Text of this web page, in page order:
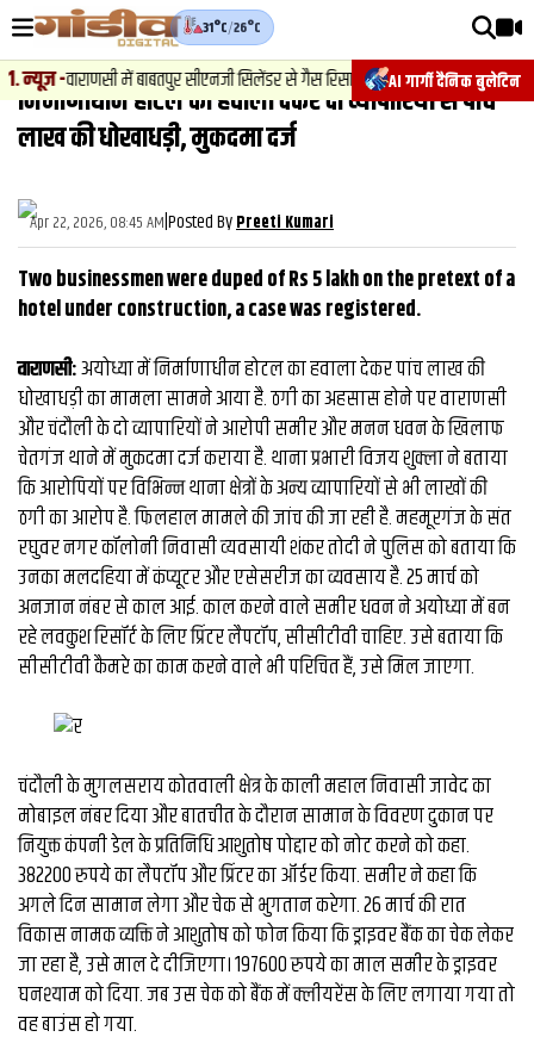
AI गार्गी दैनिक बुलेटिन
31°C/26°C
-वाराणसी में बाबतपुर सीएनजी सिलेंडर से गैस रिसाव, चालक की सूझबूझ से टला बड़ा
वीडियोज़
वाराणसी न्यूज़
राजनीति
फिल्मी
साहित्य
संस्कृति
ख़ान पान और जीवनशैली
अंतरराष्ट्रीय
फैक्ट चेक
व्यापार
मौसम
देश
निर्माणाधीन होटल का हवाला देकर दो व्‍यापारियों से पांच
लाख की धोखाधड़ी, मुकदमा दर्ज
Apr 22, 2026, 08:45 AM|Posted ByPreeti Kumari
Two businessmen were duped of Rs 5 lakh on the pretext of a
hotel under construction, a case was registered.
वाराणसी:अयोध्या में निर्माणाधीन होटल का हवाला देकर पांच लाख की
धोखाधड़ी का मामला सामने आया है. ठगी का अहसास होने पर वाराणसी
और चंदौली के दो व्यापारियों ने आरोपी समीर और मनन धवन के खिलाफ
चेतगंज थाने में मुकदमा दर्ज कराया है. थाना प्रभारी विजय शुक्ला ने बताया
कि आरोपियों पर विभिन्न थाना क्षेत्रों के अन्य व्यापारियों से भी लाखों की
ठगी का आरोप है. फिलहाल मामले की जांच की जा रही है. महमूरगंज के संत
रघुवर नगर कॉलोनी निवासी व्‍यवसायी शंकर तोदी ने पुलिस को बताया कि
उनका मलदहिया में कंप्यूटर और एसेसरीज का व्यवसाय है. 25 मार्च को
अनजान नंबर से काल आई. काल करने वाले समीर धवन ने अयोध्या में बन
रहे लवकुश रिसॉर्ट के लिए प्रिंटर लैपटॉप, सीसीटीवी चाहिए. उसे बताया कि
सीसीटीवी कैमरे का काम करने वाले भी परिचित हैं, उसे मिल जाएगा.
चंदौली के मुगलसराय कोतवाली क्षेत्र के काली महाल निवासी जावेद का
मोबाइल नंबर दिया और बातचीत के दौरान सामान के विवरण दुकान पर
नियुक्त कंपनी डेल के प्रतिनिधि आशुतोष पोद्दार को नोट करने को कहा.
382200 रुपये का लैपटॉप और प्रिंटर का ऑर्डर किया. समीर ने कहा कि
अगले दिन सामान लेगा और चेक से भुगतान करेगा. 26 मार्च की रात
विकास नामक व्यक्ति ने आशुतोष को फोन किया कि ड्राइवर बैंक का चेक लेकर
जा रहा है, उसे माल दे दीजिएगा। 197600 रुपये का माल समीर के ड्राइवर
घनश्याम को दिया. जब उस चेक को बैंक में क्लीयरेंस के लिए लगाया गया तो
वह बाउंस हो गया.